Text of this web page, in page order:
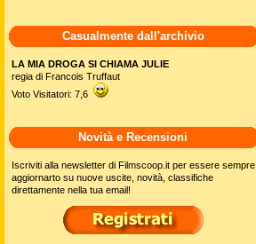
Casualmente dall'archivio
LA MIA DROGA SI CHIAMA JULIE
regia di Francois Truffaut
Voto Visitatori: 7,6
Novità e Recensioni
Iscriviti alla newsletter di Filmscoop.it per essere sempre
aggiornarto su nuove uscite, novità, classifiche
direttamente nella tua email!